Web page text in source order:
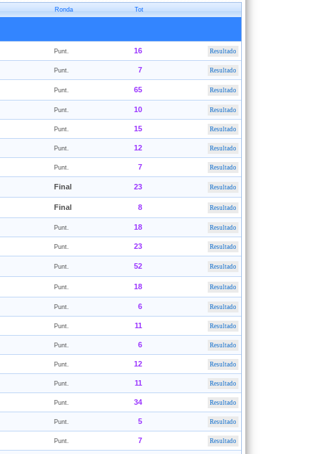
Ronda Tot
Punt. 16 Resultado
Punt. 7 Resultado
Punt. 65 Resultado
Punt. 10 Resultado
Punt. 15 Resultado
Punt. 12 Resultado
Punt. 7 Resultado
Final 23 Resultado
Final 8 Resultado
Punt. 18 Resultado
Punt. 23 Resultado
Punt. 52 Resultado
Punt. 18 Resultado
Punt. 6 Resultado
Punt. 11 Resultado
Punt. 6 Resultado
Punt. 12 Resultado
Punt. 11 Resultado
Punt. 34 Resultado
Punt. 5 Resultado
Punt. 7 Resultado